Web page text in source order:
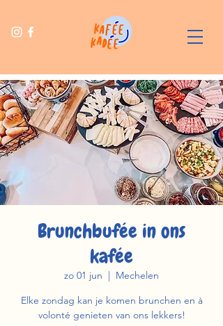
Brunchbufée in ons
kafée
zo 01 jun
  |
Mechelen
Elke zondag kan je komen brunchen en à
volonté genieten van ons lekkers!